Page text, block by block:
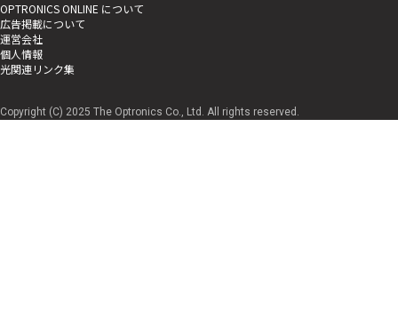
OPTRONICS ONLINE について
広告掲載について
運営会社
個人情報
光関連リンク集
Copyright (C) 2025 The Optronics Co., Ltd. All rights reserved.